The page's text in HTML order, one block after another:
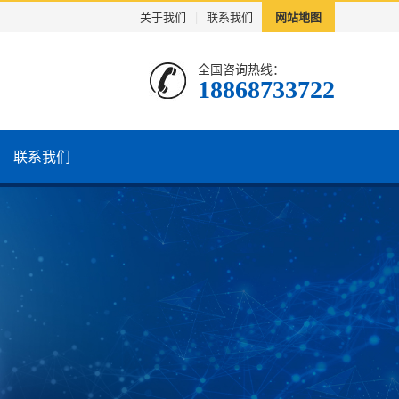
关于我们 联系我们 网站地图
全国咨询热线：
18868733722
联系我们